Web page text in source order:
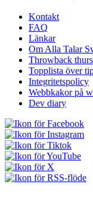
Kontakt
FAQ
Länkar
Om Alla Talar
Throwback
Topplista över
Integritetspolicy
Webbkakor på
Dev diary